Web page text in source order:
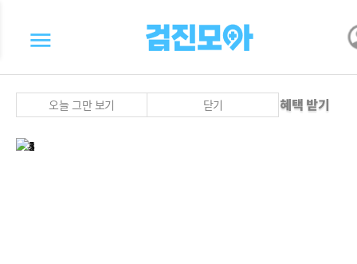
오늘 그만 보기 닫기